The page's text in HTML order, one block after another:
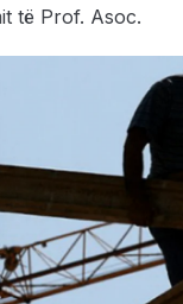
të Prof. Asoc.